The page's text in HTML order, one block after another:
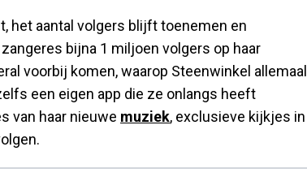
het aantal volgers blijft toenemen en
bijna 1 miljoen volgers op haar
voorbij komen, waarop Steenwinkel allemaal
een eigen app die ze onlangs heeft
van haar nieuwe muziek, exclusieve kijkjes in